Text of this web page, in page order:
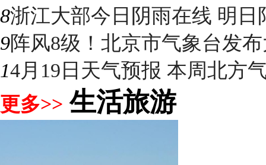
8浙江大部今日阴雨在线 明日
9阵风8级！北京市气象台发
14月19日天气预报 本周北方
更多>> 生活旅游